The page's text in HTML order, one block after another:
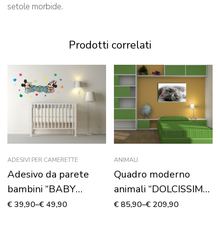
setole morbide.
Prodotti correlati
ADESIVI PER CAMERETTE
Adesivo da parete
bambini “BABY
TOPOLINO E MINNIE”
€39,90–€49,90
ANIMALI
Quadro moderno
animali “DOLCISSIMO
GATTINO” – Stampa
€85,90–€ 209,90